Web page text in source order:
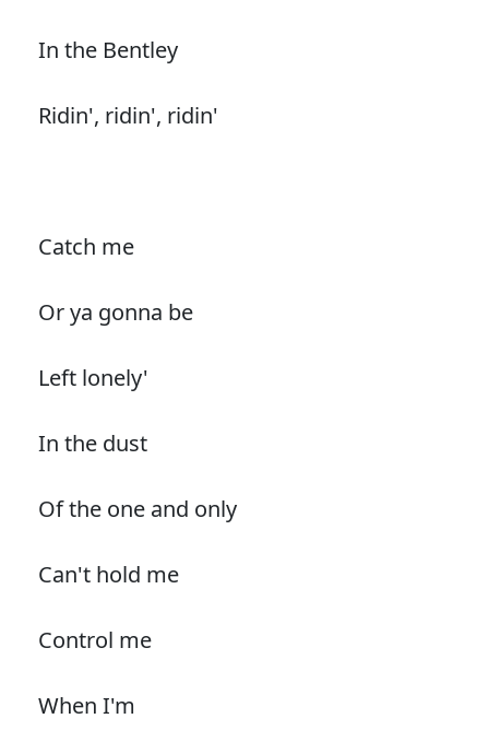
In the Bentley
Ridin', ridin', ridin'
Catch me
Or ya gonna be
Left lonely'
In the dust
Of the one and only
Can't hold me
Control me
When I'm